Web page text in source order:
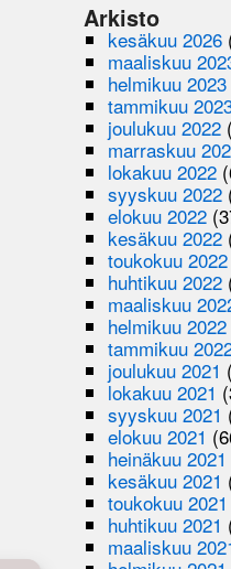
Arkisto
kesäkuu 2026
maaliskuu
helmikuu 2023
tammikuu
joulukuu 2022
marraskuu
lokakuu 2022
syyskuu 2022
elokuu 2022
kesäkuu 2022
toukokuu 2022
huhtikuu 2022
maaliskuu
helmikuu 2022
tammikuu
joulukuu 2021
lokakuu 2021
syyskuu 2021
elokuu 2021
heinäkuu 2021
kesäkuu 2021
toukokuu 2021
huhtikuu 2021
maaliskuu